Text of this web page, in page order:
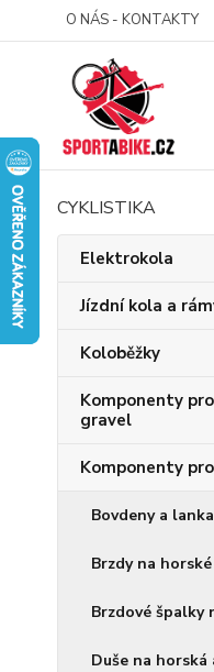
O NÁS - KONTAKTY
CYKLISTIKA
Elektrokola
Jízdní kola a
Koloběžky
Komponenty
gravel
Komponenty
Bovdeny a
Brzdy na
Brzdové špalky
Duše na